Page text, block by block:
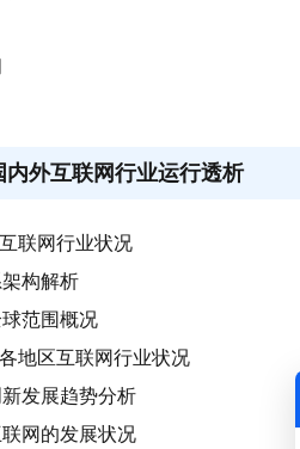
外互联网行业运行透析
联网行业状况
构解析
范围概况
地区互联网行业状况
发展趋势分析
网的发展状况